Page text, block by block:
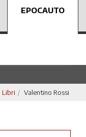
EPOCAUTO
Libri Valentino Rossi